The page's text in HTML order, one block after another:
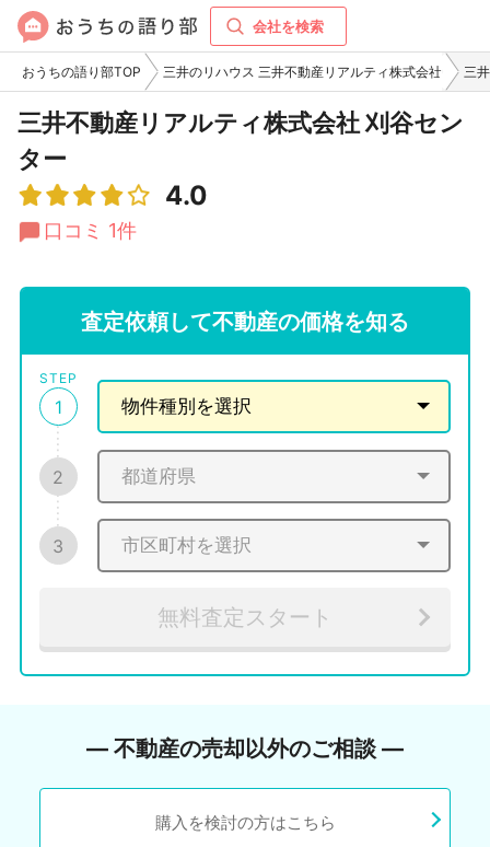
会社を検索
おうちの語り部TOP 三井のリハウス 三井不動産リアルティ株式会社 三
三井不動産リアルティ株式会社 刈谷セン
ター
4.0
口コミ 1件
査定依頼して不動産の価格を知る
STEP
1
2
3
無料査定スタート
― 不動産の売却以外のご相談 ―
購入を検討の方はこちら